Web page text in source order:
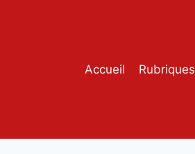
Accueil
Rubriques